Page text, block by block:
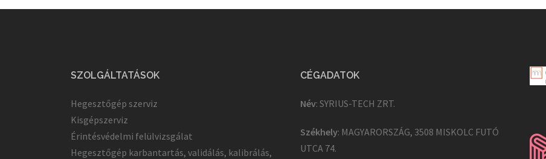
SZOLGÁLTATÁSOK
Hegesztőgép szerviz
Kisgépszerviz
Érintésvédelmi felülvizsgálat
Hegesztőgép karbantartás, validálás, kalibrálás,
CÉGADATOK
Név: SYRIUS-TECH ZRT.
Székhely: MAGYARORSZÁG, 3508 MISKOLC FUTÓ
UTCA 74.